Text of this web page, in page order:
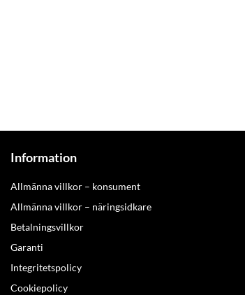
Information
Allmänna villkor – konsument
Allmänna villkor – näringsidkare
Betalningsvillkor
Garanti
Integritetspolicy
Cookiepolicy